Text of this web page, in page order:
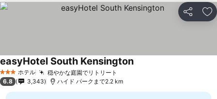
シェア お
3 ホテルのランク
ホテル 穏やかな庭園でリトリート
easyHotel South Kensington
6.8 3,343 ハイド パークまで2.2 km